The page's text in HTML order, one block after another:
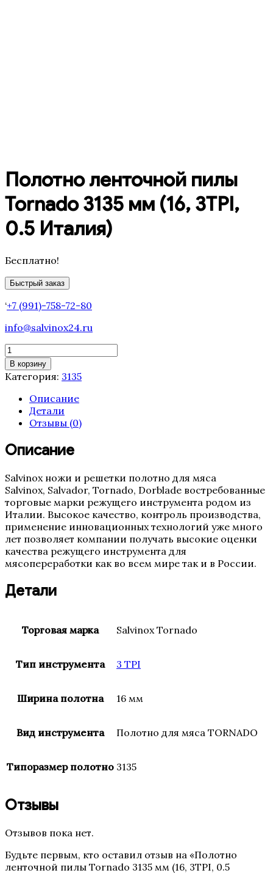
Полотно ленточной пилы
Tornado 3135 мм (16, 3TPI,
0.5 Италия)
Бесплатно!
Быстрый заказ
‘+7 (991)-758-72-80
info@salvinox24.ru
Количество
товара
Полотно
ленточной
пилы
Tornado
3135
(16,
3TPI,
Италия)
В корзину
Категория: 3135
Описание
Детали
Отзывы (0)
Описание
Salvinox ножи и решетки полотно для мяса
Salvinox, Salvador, Tornado, Dorblade востребованные
торговые марки режущего инструмента родом из
Италии. Высокое качество, контроль производства,
применение инновационных технологий уже много
лет позволяет компании получать высокие оценки
качества режущего инструмента для
мясопереработки как во всем мире так и в России.
Детали
Торговая марка Salvinox Tornado
Тип инструмента 3 TPI
Ширина полотна 16 мм
Вид инструмента Полотно для мяса TORNADO
Типоразмер полотно 3135
Отзывы
Отзывов пока нет.
Будьте первым, кто оставил отзыв на «Полотно
ленточной пилы Tornado 3135 мм (16, 3TPI, 0.5